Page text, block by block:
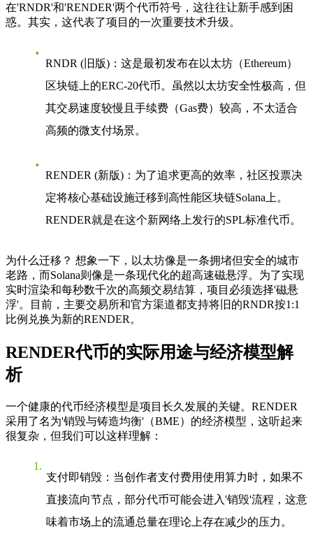
在'RNDR'和'RENDER'两个代币符号，这往往让新手感到困
惑。其实，这代表了项目的一次重要技术升级。
RNDR (旧版) ：这是最初发布在以太坊（Ethereum）
区块链上的ERC-20代币。虽然以太坊安全性极高，但
其交易速度较慢且手续费（Gas费）较高，不太适合
高频的微支付场景。
RENDER (新版) ：为了追求更高的效率，社区投票决
定将核心基础设施迁移到高性能区块链Solana 上。
RENDER就是在这个新网络上发行的SPL标准代币。
为什么迁移？ 想象一下，以太坊像是一条拥堵但安全的城市
老路，而Solana则像是一条现代化的超高速磁悬浮。为了实现
实时渲染和每秒数千次的高频交易结算，项目必须选择'磁悬
浮'。目前，主要交易所和官方渠道都支持将旧的RNDR按1:1
比例兑换为新的RENDER。
RENDER代币的实际用途与经济模型解
析
一个健康的代币经济模型是项目长久发展的关键。RENDER
采用了名为'销毁与铸造均衡'（BME）的经济模型，这听起来
很复杂，但我们可以这样理解：
支付即销毁 ：当创作者支付费用使用算力时，如果不
直接流向节点，部分代币可能会进入'销毁'流程，这意
味着市场上的流通总量在理论上存在减少的压力。